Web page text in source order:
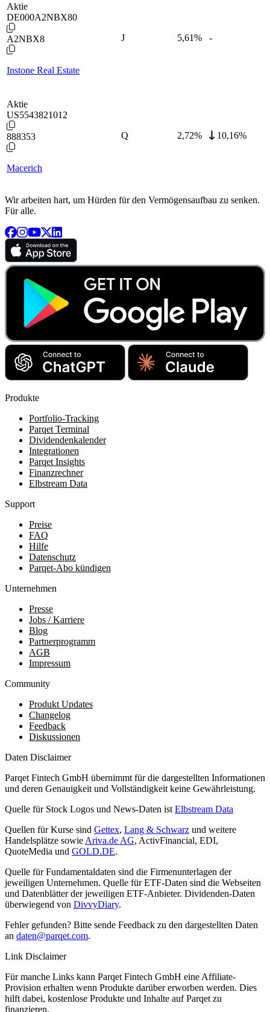
Aktie
DE000A2NBX80
A2NBX8
Instone Real Estate
J 5,61% -
Aktie
US5543821012
888353
Macerich
Q 2,72% 10,16%
Wir arbeiten hart, um Hürden für den Vermögensaufbau zu senken.
Für alle.
Produkte
Portfolio-Tracking
Parqet Terminal
Dividendenkalender
Integrationen
Parqet Insights
Finanzrechner
Elbstream Data
Support
Preise
FAQ
Hilfe
Datenschutz
Parqet-Abo kündigen
Unternehmen
Presse
Jobs / Karriere
Blog
Partnerprogramm
AGB
Impressum
Community
Produkt Updates
Changelog
Feedback
Diskussionen
Daten Disclaimer
Parqet Fintech GmbH übernimmt für die dargestellten Informationen
und deren Genauigkeit und Vollständigkeit keine Gewährleistung.
Quelle für Stock Logos und News-Daten ist Elbstream Data
Quellen für Kurse sind Gettex, Lang & Schwarz und weitere
Handelsplätze sowie Ariva.de AG, ActivFinancial, EDI,
QuoteMedia und GOLD.DE.
Quelle für Fundamentaldaten sind die Firmenunterlagen der
jeweiligen Unternehmen. Quelle für ETF-Daten sind die Webseiten
und Datenblätter der jeweiligen ETF-Anbieter. Dividenden-Daten
überwiegend von DivvyDiary.
Fehler gefunden? Bitte sende Feedback zu den dargestellten Daten
an daten@parqet.com.
Link Disclaimer
Für manche Links kann Parqet Fintech GmbH eine Affiliate-
Provision erhalten wenn Produkte darüber erworben werden. Dies
hilft dabei, kostenlose Produkte und Inhalte auf Parqet zu
finanzieren.